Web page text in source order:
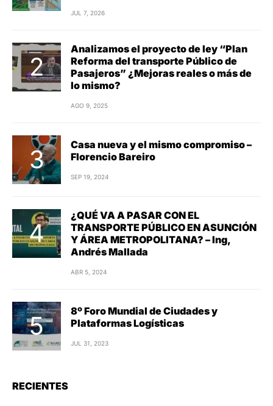
JUL 7, 2026
Analizamos el proyecto de ley “Plan
Reforma del transporte Público de
Pasajeros” ¿Mejoras reales o más de
lo mismo?
AGO 9, 2025
Casa nueva y el mismo compromiso –
Florencio Bareiro
SEP 19, 2024
¿QUÉ VA A PASAR CON EL
TRANSPORTE PÚBLICO EN ASUNCIÓN
Y ÁREA METROPOLITANA? – Ing,
Andrés Mallada
ABR 5, 2024
8º Foro Mundial de Ciudades y
Plataformas Logísticas
JUL 31, 2023
RECIENTES